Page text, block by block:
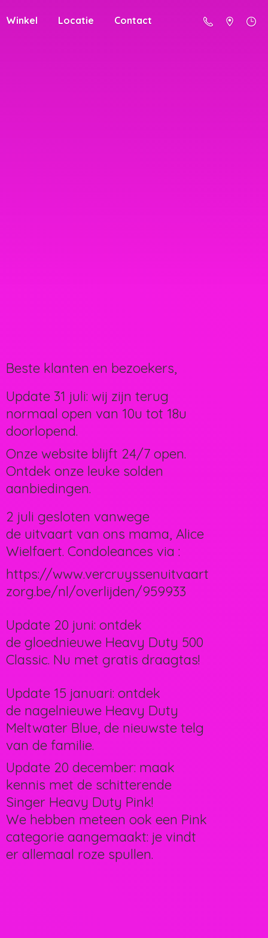
Winkel Locatie Contact
Beste klanten en bezoekers,
Update 31 juli: wij zijn terug
normaal open van 10u tot 18u
doorlopend.
Onze website blijft 24/7 open.
Ontdek onze leuke solden
aanbiedingen.
2 juli gesloten vanwege
de uitvaart van ons mama, Alice
Wielfaert. Condoleances via :
https://www.vercruyssenuitvaart
zorg.be/nl/overlijden/959933
Update 20 juni: ontdek
de gloednieuwe Heavy Duty 500
Classic. Nu met gratis draagtas!
Update 15 januari: ontdek
de nagelnieuwe Heavy Duty
Meltwater Blue, de nieuwste telg
van de familie.
Update 20 december: maak
kennis met de schitterende
Singer Heavy Duty Pink!
We hebben meteen ook een Pink
categorie aangemaakt: je vindt
er allemaal roze spullen.